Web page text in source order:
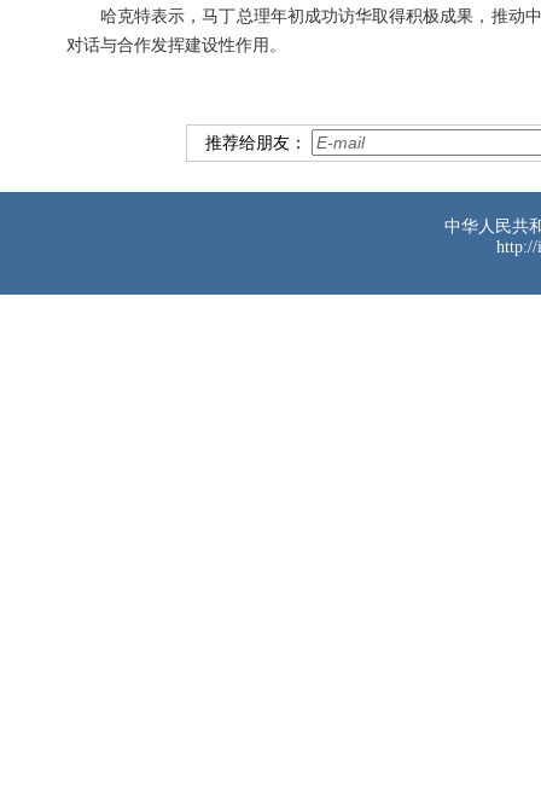
哈克特表示，马丁总理年初成功访华取得积极成果，推动
对话与合作发挥建设性作用。
推荐给朋友：
中华人民共
http://